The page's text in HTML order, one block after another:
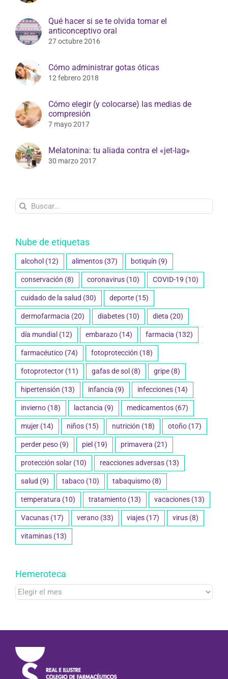
Qué hacer si se te olvida tomar el
anticonceptivo oral
27 octubre 2016
Cómo administrar gotas óticas
12 febrero 2018
Cómo elegir (y colocarse) las medias de
compresión
7 mayo 2017
Melatonina: tu aliada contra el «jet-lag»
30 marzo 2017
Buscar:
Nube de etiquetas
alcohol (12) alimentos (37) botiquín (9)
conservación (8) coronavirus (10) COVID-19 (10)
cuidado de la salud (30) deporte (15)
dermofarmacia (20) diabetes (10) dieta (20)
día mundial (12) embarazo (14) farmacia (132)
farmacéutico (74) fotoprotección (18)
fotoprotector (11) gafas de sol (8) gripe (8)
hipertensión (13) infancia (9) infecciones (14)
invierno (18) lactancia (9) medicamentos (67)
mujer (14) niños (15) nutrición (18) otoño (17)
perder peso (9) piel (19) primavera (21)
protección solar (10) reacciones adversas (13)
salud (9) tabaco (10) tabaquismo (8)
temperatura (10) tratamiento (13) vacaciones (13)
Vacunas (17) verano (33) viajes (17) virus (8)
vitaminas (13)
Hemeroteca
Hemeroteca